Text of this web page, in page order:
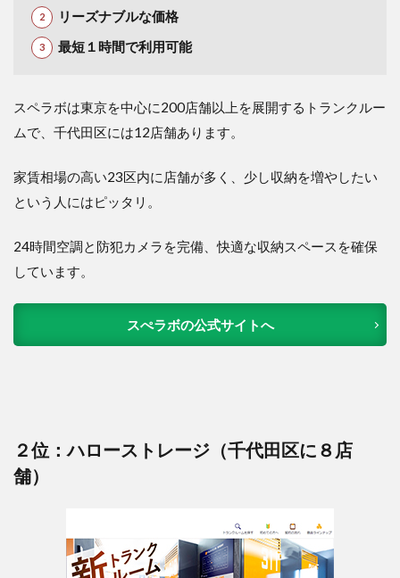
リーズナブルな価格
最短１時間で利用可能
スペラボは東京を中心に200店舗以上を展開するトランクルー
ムで、千代田区には12店舗あります。
家賃相場の高い23区内に店舗が多く、少し収納を増やしたい
という人にはピッタリ。
24時間空調と防犯カメラを完備、快適な収納スペースを確保
しています。
スぺラボの公式サイトへ
２位：ハローストレージ（千代田区に８店
舗）